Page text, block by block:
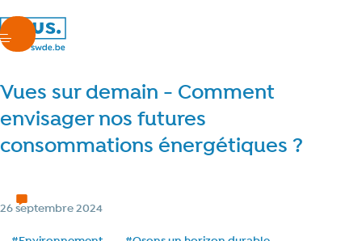
nous.swde
menu
Vues sur demain - Comment
envisager nos futures
consommations énergétiques ?
Catégorie Temps de lecture
Date de publication
26 septembre 2024
Tags